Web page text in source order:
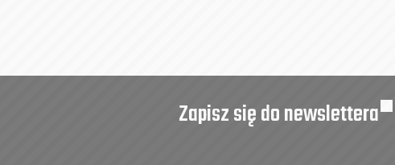
Zapisz się do newslettera